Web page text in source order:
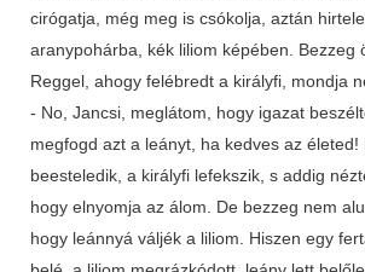
cirógatja, még meg is csókolja, aztán
aranypohárba, kék liliom képében. Bezzeg
Reggel, ahogy felébredt a királyfi, mondja
- No, Jancsi, meglátom, hogy igazat
megfogd azt a leányt, ha kedves az életed!
beesteledik, a királyfi lefekszik, s addig
hogy elnyomja az álom. De bezzeg nem
hogy leánnyá váljék a liliom. Hiszen egy